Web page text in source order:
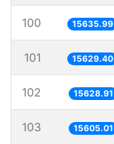
100 15635.99
101 15629.40
102 15628.91
103 15605.01